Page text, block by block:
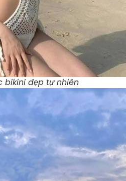
bikini đẹp tự nhiên